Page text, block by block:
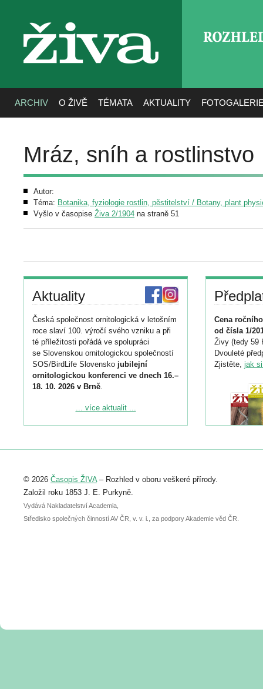
živa
ARCHIV O ŽIVĚ TÉMATA AKTUALITY
Mráz, sníh a rostlinstvo
Autor:
Téma: Botanika, fyziologie rostlin, pěstitelství / Botany, plant
Vyšlo v časopise Živa 2/1904 na straně 51
Aktuality
Česká společnost ornitologická v letošním
roce slaví 100. výročí svého vzniku a při
té příležitosti pořádá ve spolupráci
se Slovenskou ornitologickou společností
SOS/BirdLife Slovensko jubilejní
ornitologickou konferenci ve dnech 16.–
18. 10. 2026 v Brně.
Podrobnější informace ke konferenci
Registrovat se můžete do 6. září.
abstraktu přihlášené přednášky nebo
posteru je už 30. června.
... více aktualit ...
Cena
od čísla 1/
Živy (tedy 59
Dvouleté
Zjistěte, jak
© 2026 Časopis ŽIVA– Rozhled v oboru veškeré přírody.
Založil roku 1853 J. E. Purkyně.
Vydává Nakladatelství Academia,
Středisko společných činností AV ČR, v. v. i., za podpory Akademie věd ČR.